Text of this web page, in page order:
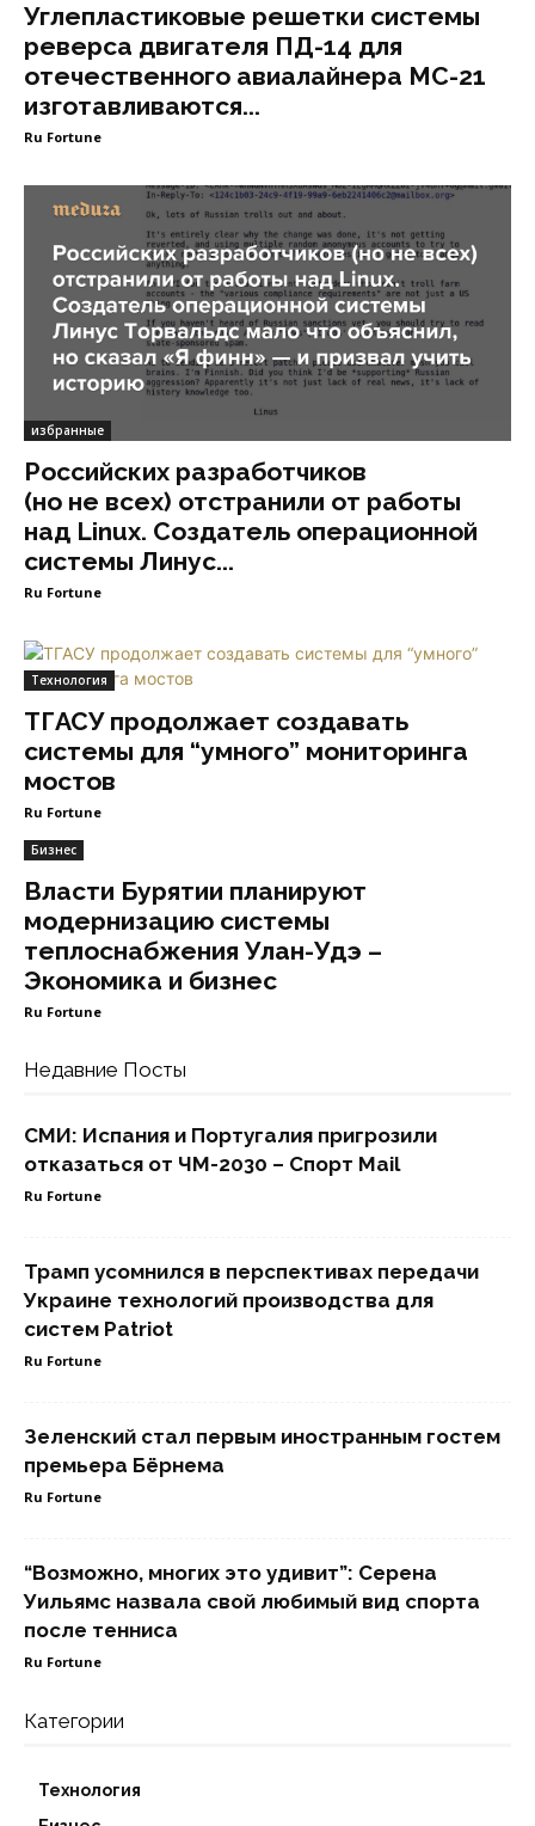
Углепластиковые решетки системы
реверса двигателя ПД-14 для
отечественного авиалайнера МС-21
изготавливаются...
Ru Fortune
избранные
Российских разработчиков
(но не всех) отстранили от работы
над Linux. Создатель операционной
системы Линус...
Ru Fortune
Технология
ТГАСУ продолжает создавать
системы для “умного” мониторинга
мостов
Ru Fortune
Бизнес
Власти Бурятии планируют
модернизацию системы
теплоснабжения Улан-Удэ –
Экономика и бизнес
Ru Fortune
Недавние Посты
СМИ: Испания и Португалия пригрозили
отказаться от ЧМ-2030 – Спорт Mail
Ru Fortune
Трамп усомнился в перспективах передачи
Украине технологий производства для
систем Patriot
Ru Fortune
Зеленский стал первым иностранным гостем
премьера Бёрнема
Ru Fortune
“Возможно, многих это удивит”: Серена
Уильямс назвала свой любимый вид спорта
после тенниса
Ru Fortune
Категории
Технология